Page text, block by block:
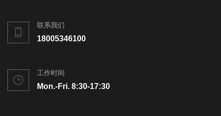
联系我们
18005346100
工作时间
Mon.-Fri. 8:30-17:30